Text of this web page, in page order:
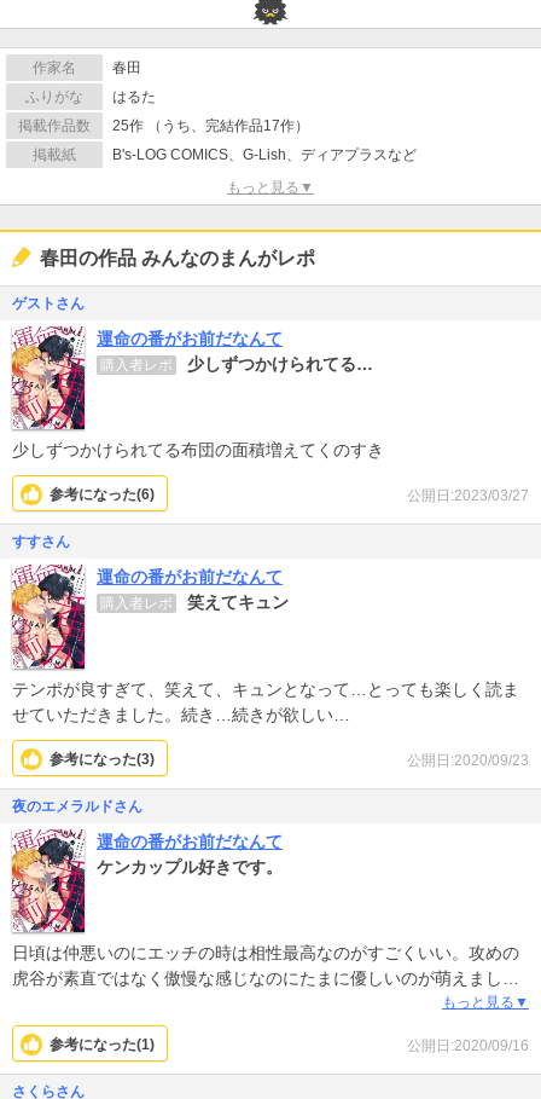
作家名
春田
ふりがな
はるた
掲載作品数
25作 （うち、完結作品17作）
掲載紙
B's-LOG COMICS、G-Lish、ディアプラスなど
もっと見る▼
春田の作品 みんなのまんがレポ
ゲストさん
運命の番がお前だなんて
購入者レポ 少しずつかけられてる…
少しずつかけられてる布団の面積増えてくのすき
公開日:2023/03/27
参考になった(6)
すすさん
運命の番がお前だなんて
購入者レポ 笑えてキュン
テンポが良すぎて、笑えて、キュンとなって…とっても楽しく読ま
せていただきました。続き…続きが欲しい…
公開日:2020/09/23
参考になった(3)
夜のエメラルドさん
運命の番がお前だなんて
ケンカップル好きです。
日頃は仲悪いのにエッチの時は相性最高なのがすごくいい。攻めの
虎谷が素直ではなく傲慢な感じなのにたまに優しいのが萌えまし
た。受けはアホっぽくて可愛いかった。続きが読みたい。もっと見る▼
公開日:2020/09/16
参考になった(1)
さくらさん